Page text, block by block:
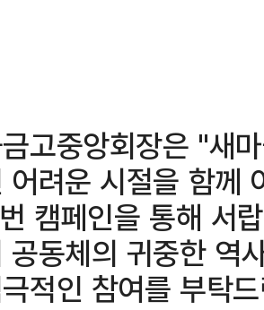
고중앙회장은 "새
어려운 시절을 함께
캠페인을 통해 서
공동체의 귀중한 역
적인 참여를 부탁